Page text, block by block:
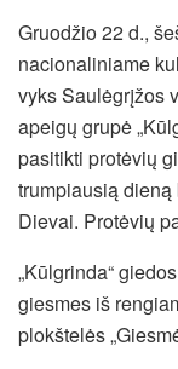
Gruodžio 22 d.,
nacionaliniame
vyks Saulėgrįžos
apeigų grupė
pasitikti protėvių
trumpiausią
Dievai. Protėvių
„Kūlgrinda“
giesmes iš
plokštelės